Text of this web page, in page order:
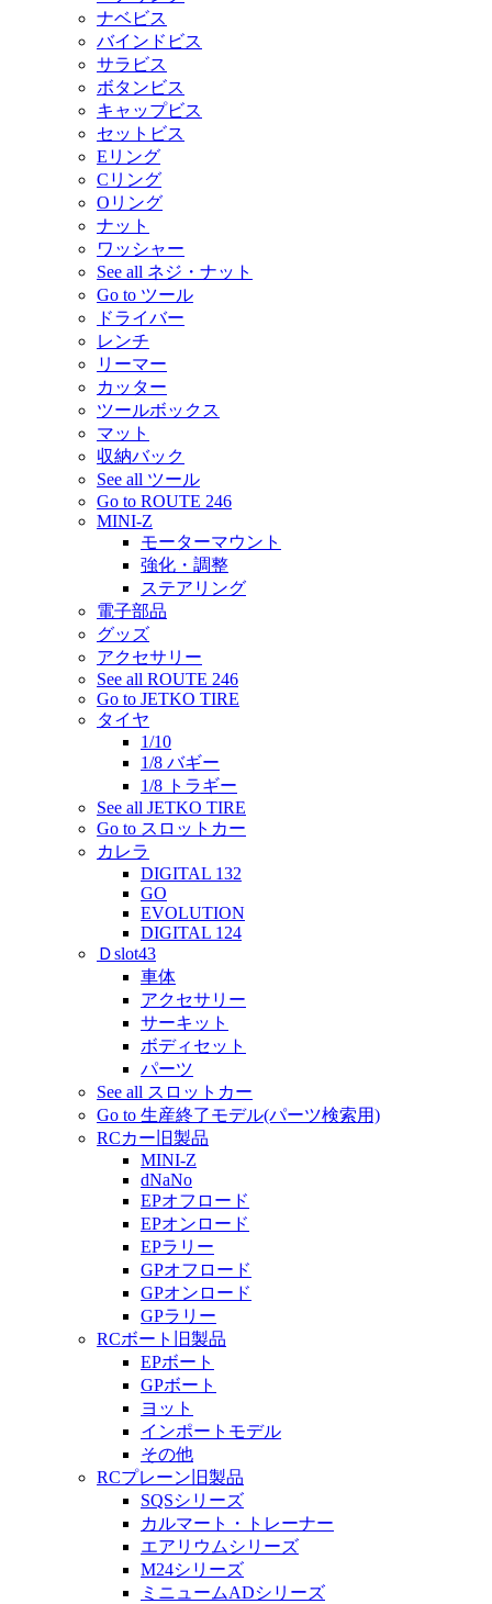
ナベビス
バインドビス
サラビス
ボタンビス
キャップビス
セットビス
Eリング
Cリング
Oリング
ナット
ワッシャー
See all ネジ・ナット
Go to ツール
ドライバー
レンチ
リーマー
カッター
ツールボックス
マット
収納バック
See all ツール
Go to ROUTE 246
MINI-Z
モーターマウント
強化・調整
ステアリング
電子部品
グッズ
アクセサリー
See all ROUTE 246
Go to JETKO TIRE
タイヤ
1/10
1/8 バギー
1/8 トラギー
See all JETKO TIRE
Go to スロットカー
カレラ
DIGITAL 132
GO
EVOLUTION
DIGITAL 124
Ｄslot43
車体
アクセサリー
サーキット
ボディセット
パーツ
See all スロットカー
Go to 生産終了モデル(パーツ検索用)
RCカー旧製品
MINI-Z
dNaNo
EPオフロード
EPオンロード
EPラリー
GPオフロード
GPオンロード
GPラリー
RCボート旧製品
EPボート
GPボート
ヨット
インポートモデル
その他
RCプレーン旧製品
SQSシリーズ
カルマート・トレーナー
エアリウムシリーズ
M24シリーズ
ミニュームADシリーズ